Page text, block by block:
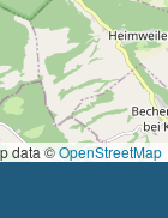
data ©OpenStreetMap